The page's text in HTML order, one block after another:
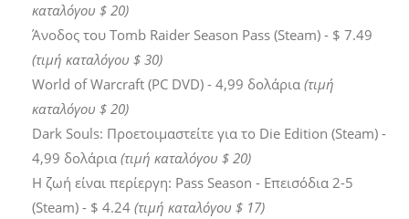
καταλόγου $ 20)
Άνοδος του Tomb Raider Season Pass (Steam) - $ 7.49
(τιμή καταλόγου $ 30)
World of Warcraft (PC DVD) - 4,99 δολάρια (τιμή
καταλόγου $ 20)
Dark Souls: Προετοιμαστείτε για το Die Edition (Steam) -
4,99 δολάρια (τιμή καταλόγου $ 20)
Η ζωή είναι περίεργη: Pass Season - Επεισόδια 2-5
(Steam) - $ 4.24 (τιμή καταλόγου $ 17)